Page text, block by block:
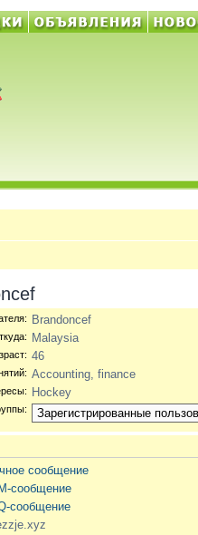
Brandoncef
Malaysia
46
Accounting, finance
Hockey
сообщение
сообщение
сообщение